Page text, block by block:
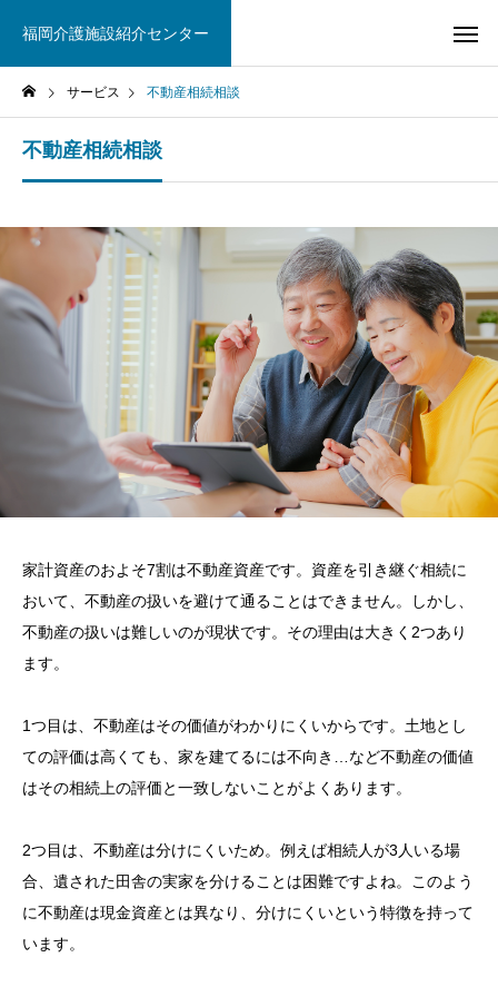
福岡介護施設紹介センター
サービス 不動産相続相談
不動産相続相談
家計資産のおよそ7割は不動産資産です。資産を引き継ぐ相続に
おいて、不動産の扱いを避けて通ることはできません。しかし、
不動産の扱いは難しいのが現状です。その理由は大きく2つあり
ます。
1つ目は、不動産はその価値がわかりにくいからです。土地とし
ての評価は高くても、家を建てるには不向き…など不動産の価値
はその相続上の評価と一致しないことがよくあります。
2つ目は、不動産は分けにくいため。例えば相続人が3人いる場
合、遺された田舎の実家を分けることは困難ですよね。このよう
に不動産は現金資産とは異なり、分けにくいという特徴を持って
います。